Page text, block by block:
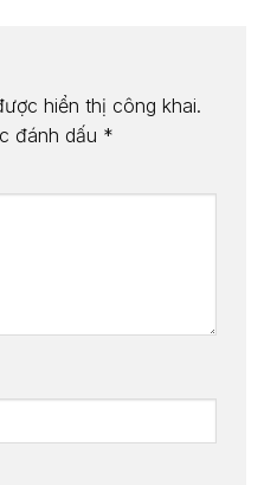
hiển thị công khai.
đánh dấu *